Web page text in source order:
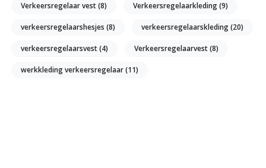
Verkeersregelaar vest(8) Verkeersregelaarkleding(9)
verkeersregelaarshesjes (8) verkeersregelaarskleding(20)
verkeersregelaarsvest(4) Verkeersregelaarvest(8)
werkkleding verkeersregelaar(11)